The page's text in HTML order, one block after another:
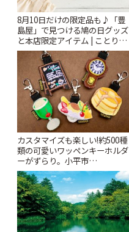
8月10日だけの限定品も♪「豊
島屋」で見つける鳩の日グッズ
と本店限定アイテム | ことりっ
ぷ
カスタマイズも楽しい!約500種
類の可愛いワッペンキーホルダ
ーがずらり。小平市
「Kimamaya T&K」 | ことりっ
ぷ